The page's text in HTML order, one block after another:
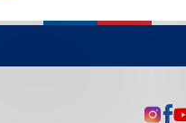
je zabezpečená